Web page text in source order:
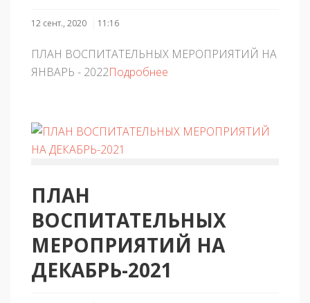
12 сент., 2020 11:16
ПЛАН ВОСПИТАТЕЛЬНЫХ МЕРОПРИЯТИЙ НА
ЯНВАРЬ - 2022Подробнее
ПЛАН
ВОСПИТАТЕЛЬНЫХ
МЕРОПРИЯТИЙ НА
ДЕКАБРЬ-2021